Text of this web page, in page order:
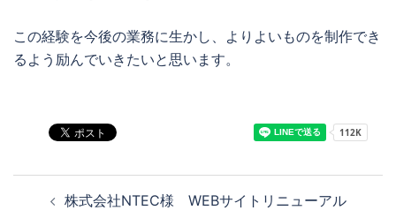
この経験を今後の業務に生かし、よりよいものを制作でき
るよう励んでいきたいと思います。
株式会社NTEC様 WEBサイトリニューアル